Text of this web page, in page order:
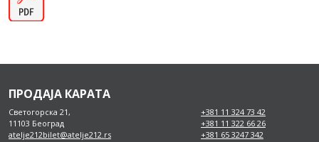
ПРОДАЈА КАРАТА
Светогорска 21,
11103 Београд
atelje212bilet@atelje212.rs
+381 11 324 73 42
+381 11 322 66 26
+381 65 3247 342